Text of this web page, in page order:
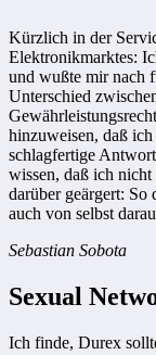
Kürzlich in der
Elektronikmarktes:
und wußte mir nach
Unterschied
hinzuweisen, daß
schlagfertige
wissen, daß ich
darüber geärgert: So
auch von selbst
Sebastian Sobota
Sexual
Ich finde, Durex